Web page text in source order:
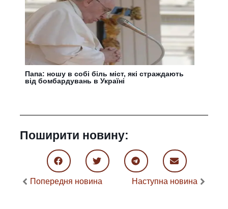
Папа: ношу в собі біль міст, які страждають
від бомбардувань в Україні
Поширити новину:
Попередня новина Наступна новина